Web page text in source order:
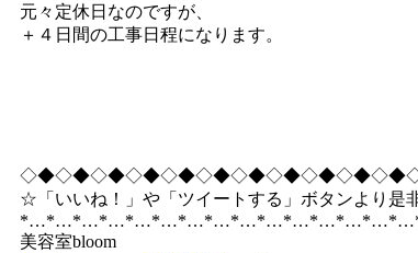
元々定休日なのですが、
＋４日間の工事日程になります。
☆「いいね！」や「ツイートする」ボタンより是
美容室bloom